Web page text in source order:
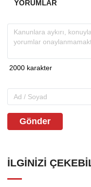
YORUMLAR
Gönder
İLGINIZI